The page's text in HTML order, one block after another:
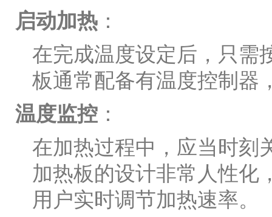
启动加热 ：
在完成温度设定后，只需
板通常配备有温度控制器
温度监控 ：
在加热过程中，应当时刻
加热板的设计非常人性化
用户实时调节加热速率。